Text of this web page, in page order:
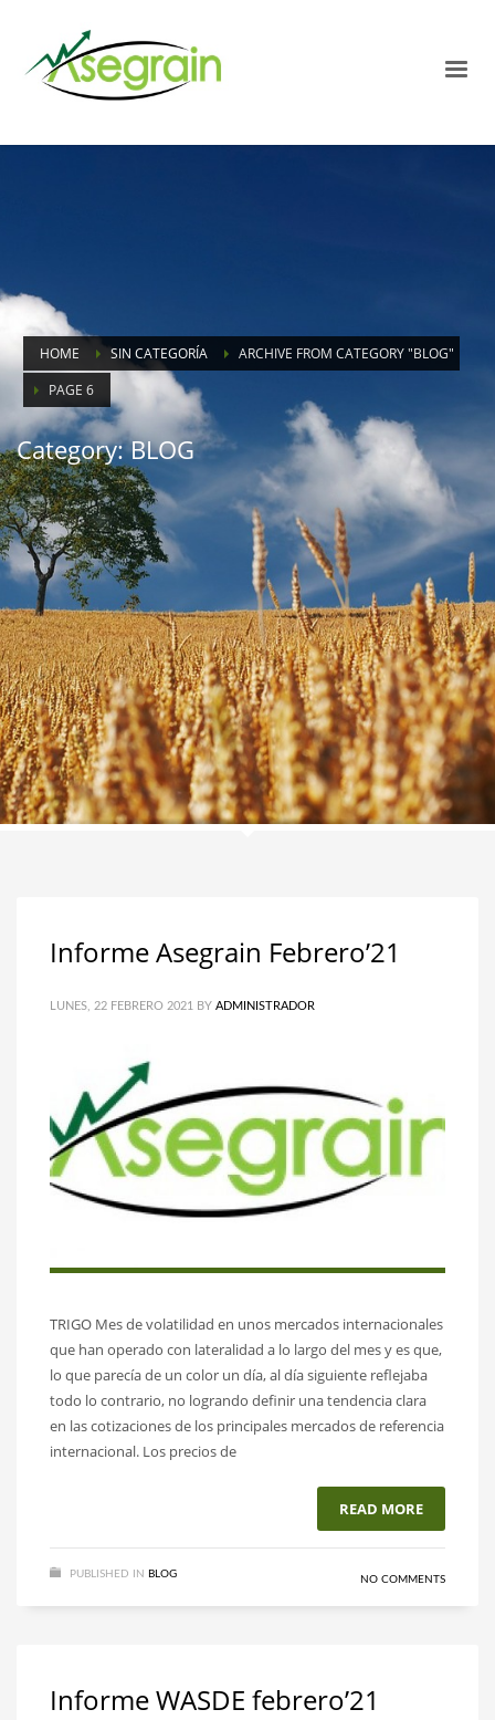
HOME SIN CATEGORÍA
ARCHIVE FROM CATEGORY "BLOG"
PAGE 6
Category: BLOG
Informe Asegrain Febrero’21
LUNES, 22 FEBRERO 2021 BY ADMINISTRADOR
TRIGO Mes de volatilidad en unos mercados internacionales
que han operado con lateralidad a lo largo del mes y es que,
lo que parecía de un color un día, al día siguiente reflejaba
todo lo contrario, no logrando definir una tendencia clara
en las cotizaciones de los principales mercados de referencia
internacional. Los precios de
READ MORE
PUBLISHED IN BLOG NO COMMENTS
Informe WASDE febrero’21